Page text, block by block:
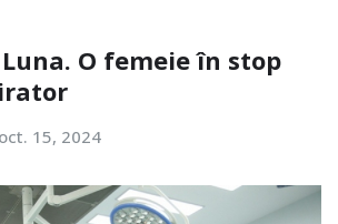
O femeie în stop
oct. 15, 2024